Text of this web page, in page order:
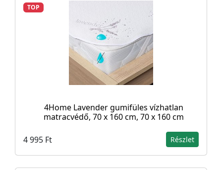
TOP
4Home Lavender gumifüles vízhatlan
matracvédő, 70 x 160 cm, 70 x 160 cm
4 995 Ft Részlet